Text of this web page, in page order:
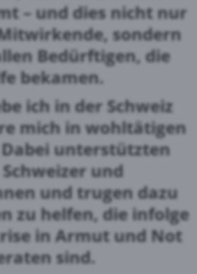
– und dies nicht nur
sondern
Bedürftigen, die
bekamen.
ich in der Schweiz
mich in wohltätigen
unterstützten
und
und trugen dazu
zu helfen, die infolge
in Armut und Not
sind.